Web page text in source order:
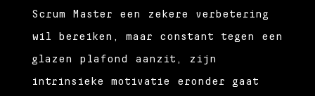
Scrum Master een zekere verbetering
wil bereiken, maar constant tegen een
glazen plafond aanzit, zijn
intrinsieke motivatie eronder gaat